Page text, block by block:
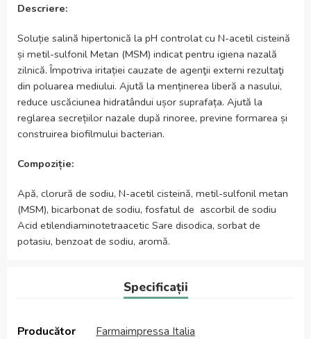
Descriere:
Soluție salină hipertonică la pH controlat cu N-acetil cisteină
și metil-sulfonil Metan (MSM) indicat pentru igiena nazală
zilnică. Împotriva iritației cauzate de agenţii externi rezultaţi
din poluarea mediului. Ajută la menținerea liberă a nasului,
reduce uscăciunea hidratândui ușor suprafața. Ajută la
reglarea secrețiilor nazale după rinoree, previne formarea și
construirea biofilmului bacterian.
Compoziție:
Apă, clorură de sodiu, N-acetil cisteină, metil-sulfonil metan
(MSM), bicarbonat de sodiu, fosfatul de ascorbil de sodiu
Acid etilendiaminotetraacetic Sare disodica, sorbat de
potasiu, benzoat de sodiu, aromă.
Specificații
Producător Farmaimpressa Italia